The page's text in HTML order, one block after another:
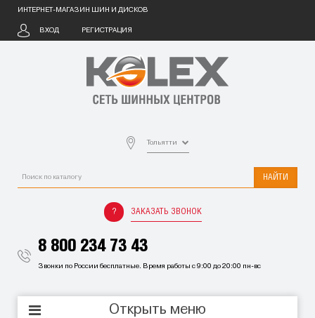
ИНТЕРНЕТ-МАГАЗИН ШИН И ДИСКОВ
ВХОД РЕГИСТРАЦИЯ
Тольятти
НАЙТИ
ЗАКАЗАТЬ ЗВОНОК
8 800 234 73 43
Звонки по России бесплатные. Время работы с 9:00 до 20:00 пн-вс
Открыть меню